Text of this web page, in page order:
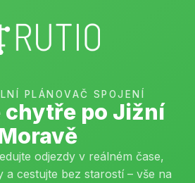
PLÁNOVAČ SPOJENÍ
chytře po Jižní
odjezdy v reálném čase,
a cestujte bez starostí – vše na